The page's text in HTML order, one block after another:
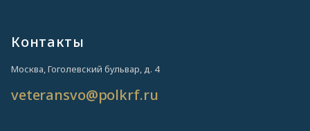
Контакты
Москва, Гоголевский бульвар, д. 4
veteransvo@polkrf.ru